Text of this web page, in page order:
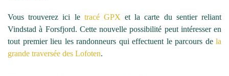
Vous trouverez ici le tracé GPX et la carte du sentier reliant
Vindstad à Forsfjord. Cette nouvelle possibilité peut intéresser en
tout premier lieu les randonneurs qui effectuent le parcours de la
grande traversée des Lofoten.